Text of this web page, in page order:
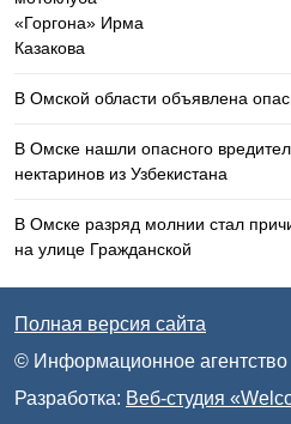
В Омской области объявлена
В Омске нашли опасного
нектаринов из Узбекистана
В Омске разряд молнии стал
на улице Гражданской
Полная версия сайта
© Информационное
Разработка: Веб-студия